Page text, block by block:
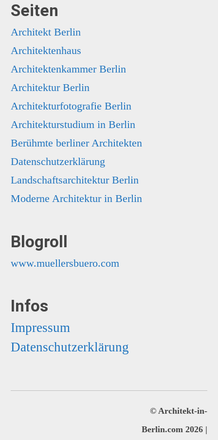
Seiten
Architekt Berlin
Architektenhaus
Architektenkammer Berlin
Architektur Berlin
Architekturfotografie Berlin
Architekturstudium in Berlin
Berühmte berliner Architekten
Datenschutzerklärung
Landschaftsarchitektur Berlin
Moderne Architektur in Berlin
Blogroll
www.muellersbuero.com
Infos
Impressum
Datenschutzerklärung
© Architekt-in-
Berlin.com 2026 |